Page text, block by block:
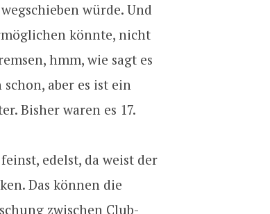
würde. Und
könnte, nicht
hmm, wie sagt es
aber es ist ein
Bisher waren es 17.
edelst, da weist der
Das können die
zwischen Club-